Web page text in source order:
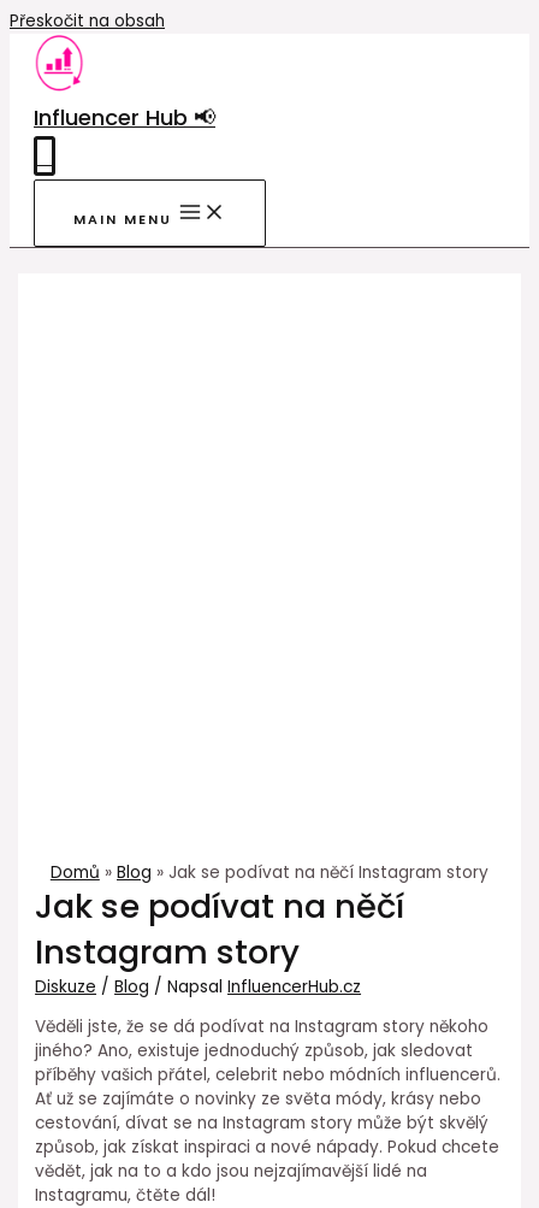
Přeskočit na obsah
Influencer Hub 📢
MAIN MENU
Domů Blog Jak se podívat na něčí Instagram story
Jak se podívat na něčí
Instagram story
Diskuze /Blog / NapsalInfluencerHub.cz
Věděli jste, že se dá podívat na Instagram story někoho
jiného? Ano, existuje jednoduchý způsob, jak sledovat
příběhy vašich přátel, celebrit nebo módních influencerů.
Ať už se zajímáte o novinky ze světa módy, krásy nebo
cestování, dívat se na Instagram story může být skvělý
způsob, jak získat inspiraci a nové nápady. Pokud chcete
vědět, jak na to a kdo jsou nejzajímavější lidé na
Instagramu, čtěte dál!